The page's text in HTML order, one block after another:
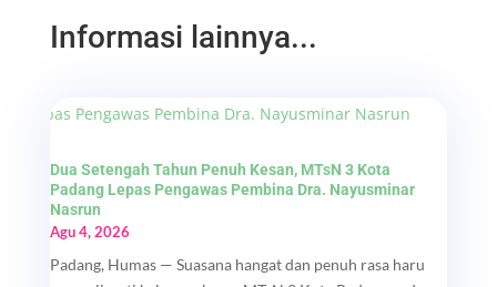
Informasi lainnya...
Dua Setengah Tahun Penuh Kesan, MTsN 3 Kota
Padang Lepas Pengawas Pembina Dra. Nayusminar
Nasrun
Agu 4, 2026
Padang, Humas — Suasana hangat dan penuh rasa haru